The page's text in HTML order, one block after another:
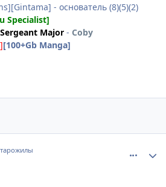
- основатель (8)(5)(2)
Specialist]
Sergeant Major - Coby
[100+Gb Manga]